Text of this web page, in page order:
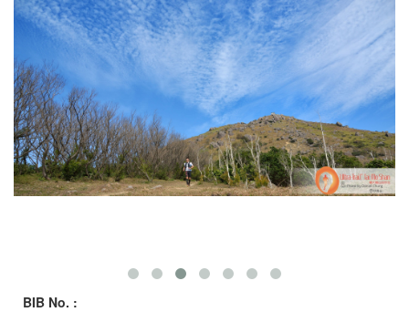
BIB No. :